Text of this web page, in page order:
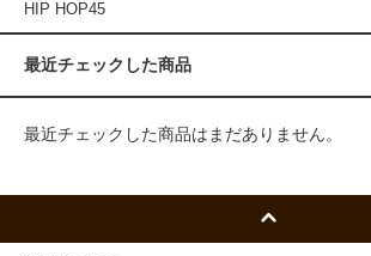
HIP HOP45
最近チェックした商品
最近チェックした商品はまだありません。